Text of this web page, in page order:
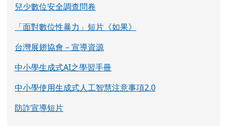
兒少數位安全調查問卷
「面對數位性暴力」短片《如果》
台灣展翅協會－宣導資源
中小學生成式AI之學習手冊
中小學使用生成式人工智慧注意事項2.0
防詐宣導短片